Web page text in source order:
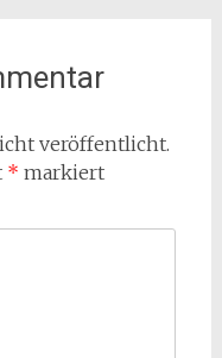
veröffentlicht.
* markiert